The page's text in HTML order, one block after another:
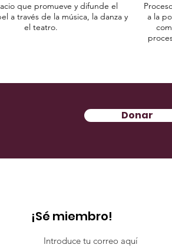
que promueve y difunde el
a través de la música, la danza y
el teatro.
a la
Donar
¡Sé miembro!